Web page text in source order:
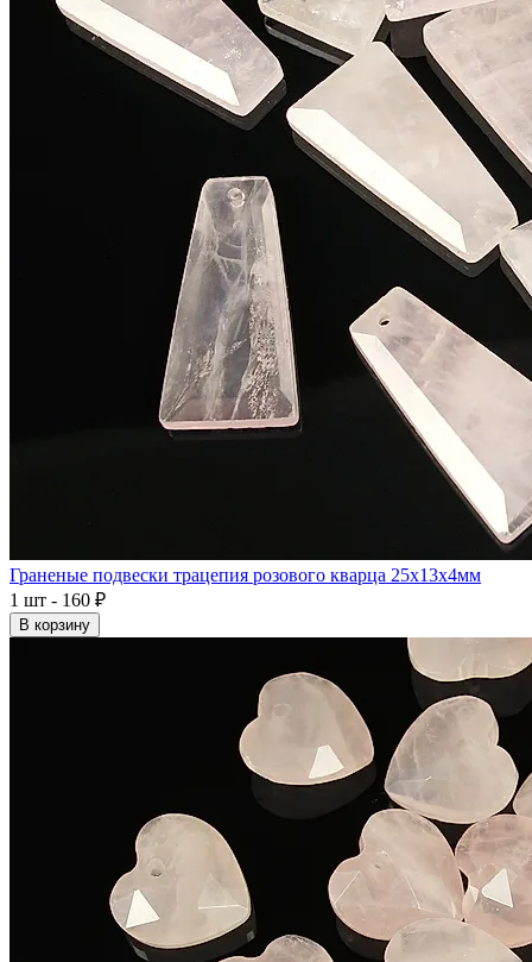
Граненые подвески трацепия розового кварца 25x13x4мм
1 шт - 160 ₽
В корзину